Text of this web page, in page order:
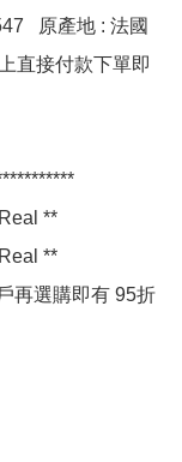
**
**
再選購即有 95折